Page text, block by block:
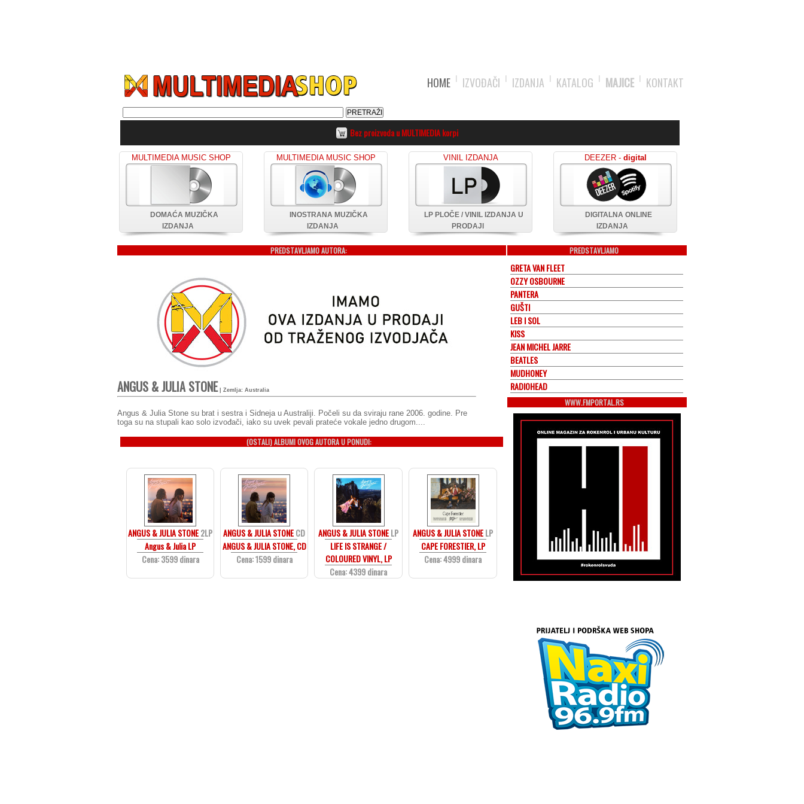
HOME IZVOĐAČI IZDANJA KATALOG MAJICE KONTAKT
Bez proizvoda u MULTIMEDIA korpi
MULTIMEDIA MUSIC SHOP
DOMAĆA MUZIČKA
IZDANJA
MULTIMEDIA MUSIC SHOP
INOSTRANA MUZIČKA
IZDANJA
VINIL IZDANJA
LP PLOČE / VINIL IZDANJA U
PRODAJI
DEEZER - digital
DIGITALNA ONLINE
IZDANJA
PREDSTAVLJAMO AUTORA:
ANGUS & JULIA STONE| Zemlja: Australia
Angus & Julia Stone su brat i sestra i Sidneja u Australiji. Počeli su da sviraju rane 2006. godine. Pre
toga su na stupali kao solo izvođači, iako su uvek pevali prateće vokale jedno drugom....
(OSTALI) ALBUMI OVOG AUTORA U PONUDI:
ANGUS & JULIA STONE2LP
Angus & Julia LP
Cena: 3599 dinara
ANGUS & JULIA STONECD
ANGUS & JULIA STONE, CD
Cena: 1599 dinara
ANGUS & JULIA STONELP
LIFE IS STRANGE /
COLOURED VINYL, LP
Cena: 4399 dinara
ANGUS & JULIA STONELP
CAPE FORESTIER, LP
Cena: 4999 dinara
PREDSTAVLJAMO
GRETA VAN FLEET
OZZY OSBOURNE
PANTERA
GUŠTI
LEB I SOL
KISS
JEAN MICHEL JARRE
BEATLES
MUDHONEY
RADIOHEAD
WWW.FMPORTAL.RS